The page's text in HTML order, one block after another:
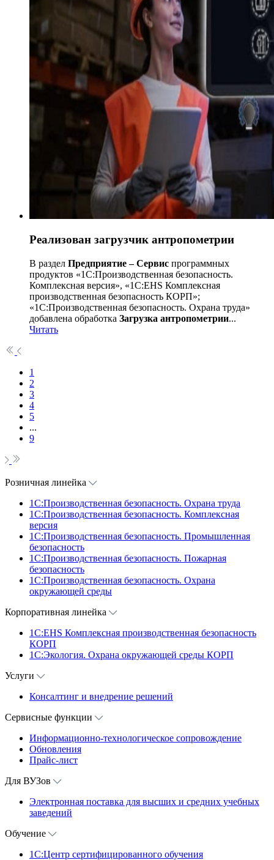
Реализован загрузчик антропометрии
В раздел Предприятие – Сервис программных
продуктов «1C:Производственная безопасность.
Комплексная версия», «1С:EHS Комплексная
производственная безопасность КОРП»;
«1C:Производственная безопасность. Охрана труда»
добавлена обработка Загрузка антропометрии...
Читать
1
2
3
4
5
...
9
Розничная линейка
1C:Производственная безопасность. Охрана труда
1C:Производственная безопасность. Комплексная
версия
1C:Производственная безопасность. Промышленная
безопасность
1C:Производственная безопасность. Пожарная
безопасность
1C:Производственная безопасность. Охрана
окружающей среды
Корпоративная линейка
1С:EHS Комплексная производственная безопасность
КОРП
1С:Экология. Охрана окружающей среды КОРП
Услуги
Консалтинг и внедрение решений
Сервисные функции
Информационно-технологическое сопровождение
Обновления
Прайс-лист
Для ВУЗов
Электронная поставка для высших и средних учебных
заведений
Обучение
1С:Центр сертифицированного обучения